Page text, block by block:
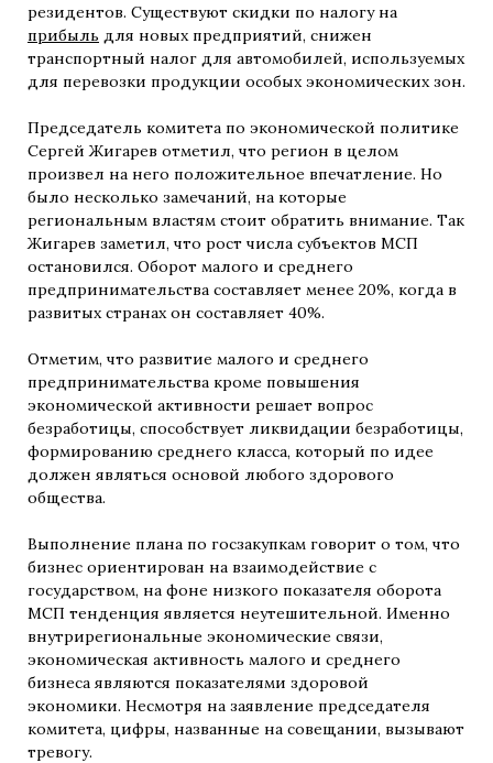
резидентов. Существуют скидки по налогу на
прибыль для новых предприятий, снижен
транспортный налог для автомобилей, используемых
для перевозки продукции особых экономических зон.
Председатель комитета по экономической политике
Сергей Жигарев отметил, что регион в целом
произвел на него положительное впечатление. Но
было несколько замечаний, на которые
региональным властям стоит обратить внимание. Так
Жигарев заметил, что рост числа субъектов МСП
остановился. Оборот малого и среднего
предпринимательства составляет менее 20%, когда в
развитых странах он составляет 40%.
Отметим, что развитие малого и среднего
предпринимательства кроме повышения
экономической активности решает вопрос
безработицы, способствует ликвидации безработицы,
формированию среднего класса, который по идее
должен являться основой любого здорового
общества.
Выполнение плана по госзакупкам говорит о том, что
бизнес ориентирован на взаимодействие с
государством, на фоне низкого показателя оборота
МСП тенденция является неутешительной. Именно
внутрирегиональные экономические связи,
экономическая активность малого и среднего
бизнеса являются показателями здоровой
экономики. Несмотря на заявление председателя
комитета, цифры, названные на совещании, вызывают
тревогу.